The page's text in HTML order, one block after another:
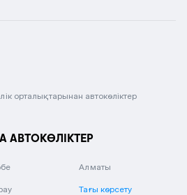
орталықтарынан автокөліктер
Алматы
Тағы көрсету